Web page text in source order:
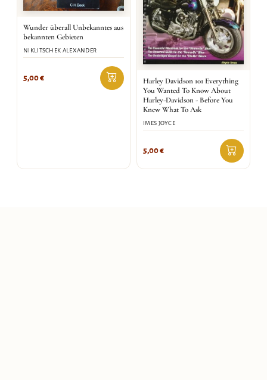
Wunder überall Unbekanntes aus
bekannten Gebieten
NIKLITSCHEK ALEXANDER
5,00€
Harley Davidson 101 Everything
You Wanted To Know About
Harley-Davidson - Before You
Knew What To Ask
IMES JOYCE
5,00€